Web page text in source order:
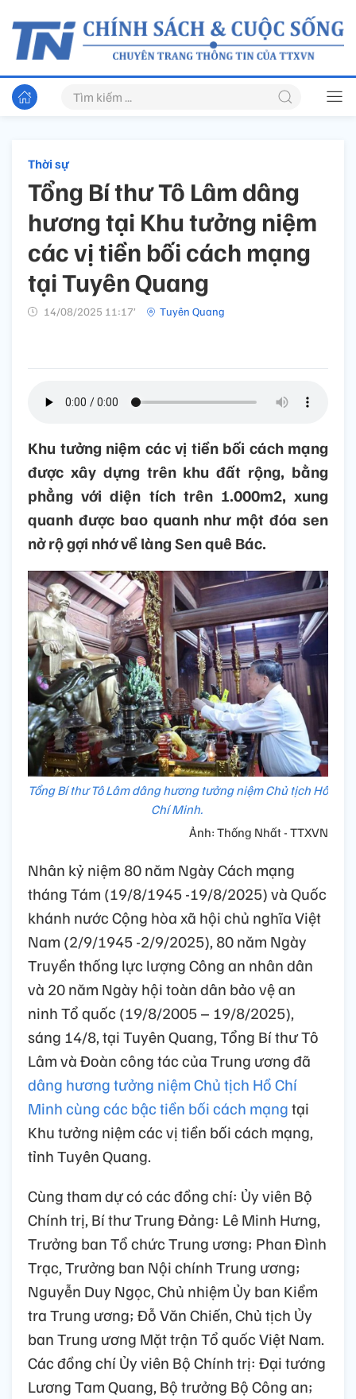
Thời sự
Tổng Bí thư Tô Lâm dâng
hương tại Khu tưởng niệm
các vị tiền bối cách mạng
tại Tuyên Quang
14/08/2025 11:17’ Tuyên Quang
Khu tưởng niệm các vị tiền bối cách mạng
được xây dựng trên khu đất rộng, bằng
phẳng với diện tích trên 1.000m2, xung
quanh được bao quanh như một đóa sen
nở rộ gợi nhớ về làng Sen quê Bác.
Tổng Bí thư Tô Lâm dâng hương tưởng niệm Chủ tịch Hồ
Chí Minh.
Ảnh: Thống Nhất - TTXVN
Nhân kỷ niệm 80 năm Ngày Cách mạng
tháng Tám (19/8/1945 -19/8/2025) và Quốc
khánh nước Cộng hòa xã hội chủ nghĩa Việt
Nam (2/9/1945 -2/9/2025), 80 năm Ngày
Truyền thống lực lượng Công an nhân dân
và 20 năm Ngày hội toàn dân bảo vệ an
ninh Tổ quốc (19/8/2005 – 19/8/2025),
sáng 14/8, tại Tuyên Quang, Tổng Bí thư Tô
Lâm và Đoàn công tác của Trung ương đã
dâng hương tưởng niệm Chủ tịch Hồ Chí
Minh cùng các bậc tiền bối cách mạngtại
Khu tưởng niệm các vị tiền bối cách mạng,
tỉnh Tuyên Quang.
Cùng tham dự có các đồng chí: Ủy viên Bộ
Chính trị, Bí thư Trung Đảng: Lê Minh Hưng,
Trưởng ban Tổ chức Trung ương; Phan Đình
Trạc, Trưởng ban Nội chính Trung ương;
Nguyễn Duy Ngọc, Chủ nhiệm Ủy ban Kiểm
tra Trung ương; Đỗ Văn Chiến, Chủ tịch Ủy
ban Trung ương Mặt trận Tổ quốc Việt Nam.
Các đồng chí Ủy viên Bộ Chính trị: Đại tướng
Lương Tam Quang, Bộ trưởng Bộ Công an;